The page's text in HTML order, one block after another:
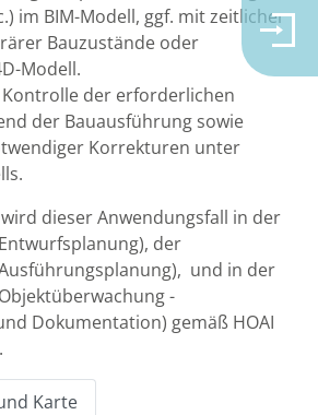
im BIM-Modell, ggf. mit zeitlicher
Bauzustände oder
Modell.
der erforderlichen
der Bauausführung sowie
Korrekturen unter
dieser Anwendungsfall in der
der
und in der
-
Dokumentation) gemäß HOAI
Karte